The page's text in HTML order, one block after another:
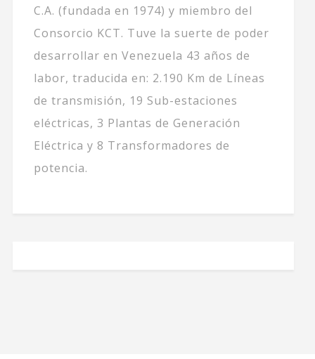
C.A. (fundada en 1974) y miembro del
Consorcio KCT. Tuve la suerte de poder
desarrollar en Venezuela 43 años de
labor, traducida en: 2.190 Km de Líneas
de transmisión, 19 Sub-estaciones
eléctricas, 3 Plantas de Generación
Eléctrica y 8 Transformadores de
potencia.